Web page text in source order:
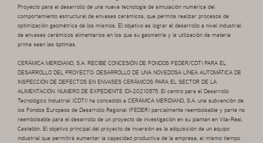
Proyecto para el desarrollo de una nueva tecnología de simulación numérica del
comportamiento estructural de envases cerámicos, que permita realizar procesos de
optimización geométrica de los mismos. El objetivo es lograr el desarrollo a nivel industrial
de envases cerámicos alimentarios en los que su geometría y la utilización de materia
prima sean las óptimas.
CERÁMICA MERIDIANO, S.A. RECIBE CONCESIÓN DE FONDOS FEDER/CDTI PARA EL
DESARROLLO DEL PROYECTO: DESARROLLO DE UNA NOVEDOSA LÍNEA AUTOMÁTICA DE
INSPECCIÓN DE DEFECTOS EN ENVASES CERÁMICOS PARA EL SECTOR DE LA
ALIMENTACIÓN. NUMERO DE EXPEDIENTE IDI-20210575. El centro para el Desarrollo
Tecnológico Industrial (CDTI) ha concedido a CERÁMICA MERIDIANO, S.A. una subvención de
los Fondos Europeos de Desarrollo Regional (FEDER) parcialmente reembolsable y parte no
reembolsable para el desarrollo de un proyecto de investigación en su plantan en Vila-Real,
Castellón. El objetivo principal del proyecto de inversión es la adquisición de un equipo
industrial que permitirá aumentar la capacidad productiva de la empresa, al mismo tiempo